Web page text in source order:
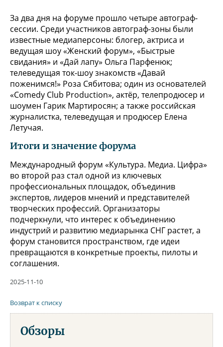
За два дня на форуме прошло четыре автограф-
сессии. Среди участников автограф-зоны были
известные медиаперсоны: блогер, актриса и
ведущая шоу «Женский форум», «Быстрые
свидания» и «Дай лапу» Ольга Парфенюк;
телеведущая ток-шоу знакомств «Давай
поженимся!» Роза Сябитова; один из основателей
«Comedy Club Production», актёр, телепродюсер и
шоумен Гарик Мартиросян; а также российская
журналистка, телеведущая и продюсер Елена
Летучая.
Итоги и значение форума
Международный форум «Культура. Медиа. Цифра»
во второй раз стал одной из ключевых
профессиональных площадок, объединив
экспертов, лидеров мнений и представителей
творческих профессий. Организаторы
подчеркнули, что интерес к объединению
индустрий и развитию медиарынка СНГ растет, а
форум становится пространством, где идеи
превращаются в конкретные проекты, пилоты и
соглашения.
2025-11-10
Возврат к списку
Обзоры